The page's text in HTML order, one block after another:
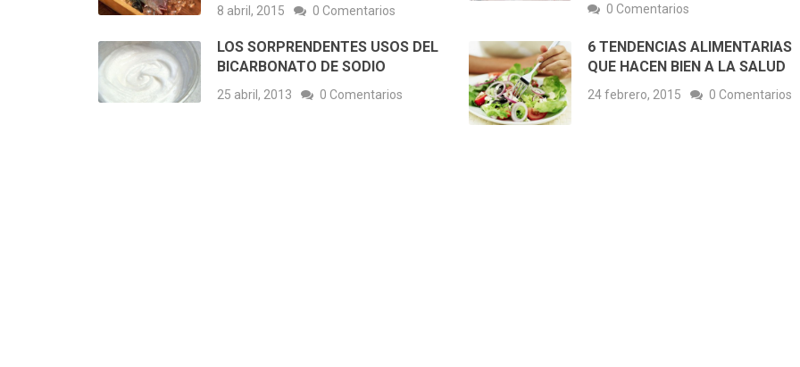
8 abril, 2015 0 Comentarios
0 Comentarios
LOS SORPRENDENTES USOS DEL
BICARBONATO DE SODIO
25 abril, 2013 0 Comentarios
6 TENDENCIAS ALIMENTARIAS
QUE HACEN BIEN A LA SALUD
24 febrero, 2015 0 Comentarios